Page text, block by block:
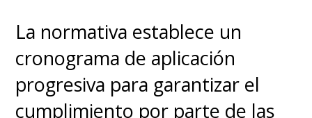
por parte de la comunidad de
usuarios.
La normativa establece un
cronograma de aplicación
progresiva para garantizar el
cumplimiento por parte de las